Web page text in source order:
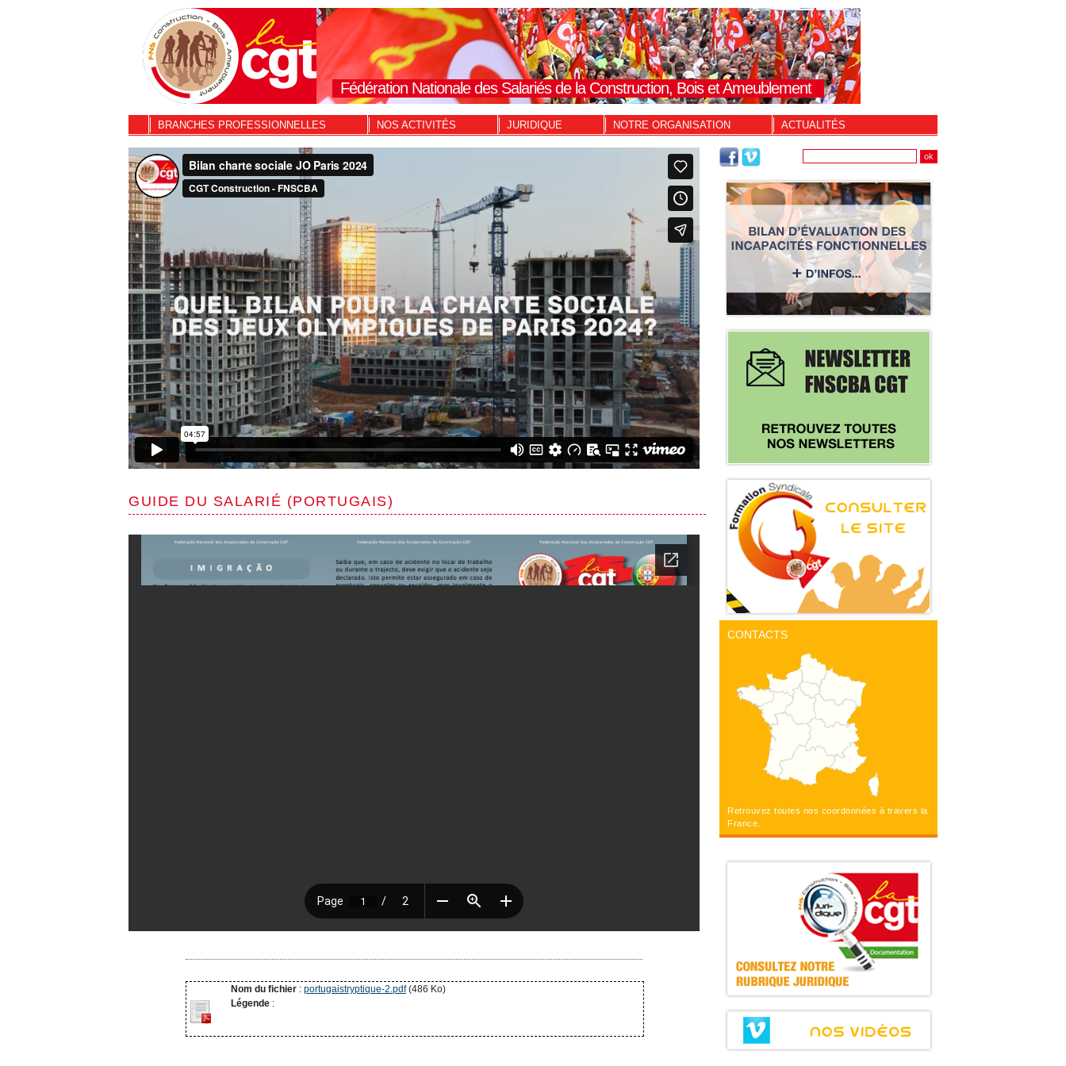
Fédération Nationale des Salariés de la Construction, Bois et Ameublement
BRANCHES PROFESSIONNELLES NOS ACTIVITÉS JURIDIQUE NOTRE ORGANISATION ACTUALITÉS
CONTACTS
Retrouvez toutes nos coordonnées à travers la
France.
GUIDE DU SALARIÉ (PORTUGAIS)
Nom du fichier : portugaistryptique-2.pdf(486 Ko)
Légende :